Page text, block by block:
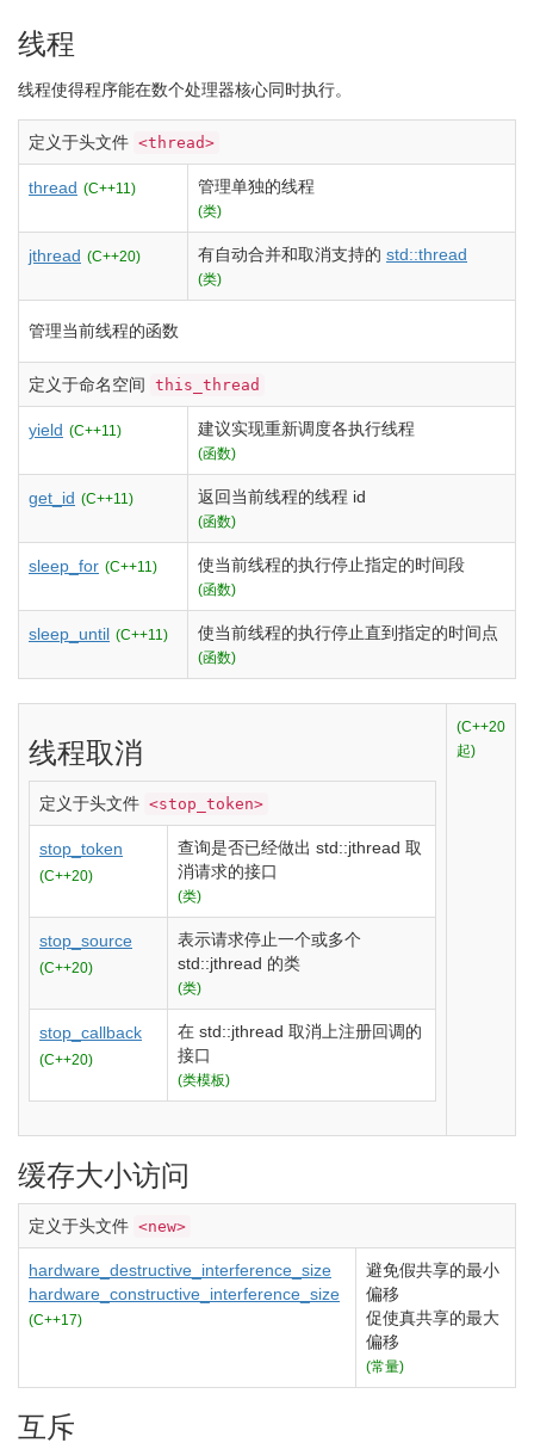
线程
线程使得程序能在数个处理器核心同时执行。
定义于头文件 <thread>
thread (C++11) 管理单独的线程
(类)
jthread (C++20) 有自动合并和取消支持的 std::thread
(类)
管理当前线程的函数
定义于命名空间 this_thread
yield (C++11) 建议实现重新调度各执行线程
(函数)
get_id (C++11) 返回当前线程的线程 id
(函数)
sleep_for (C++11) 使当前线程的执行停止指定的时间段
(函数)
sleep_until (C++11) 使当前线程的执行停止直到指定的时间点
(函数)
线程取消
定义于头文件 <stop_token>
stop_token
(C++20)
查询是否已经做出 std::jthread 取
消请求的接口
(类)
stop_source
(C++20)
表示请求停止一个或多个
std::jthread 的类
(类)
stop_callback
(C++20)
在 std::jthread 取消上注册回调的
接口
(类模板)
(C++20
起)
缓存大小访问
定义于头文件 <new>
hardware_destructive_interference_size
hardware_constructive_interference_size
(C++17)
避免假共享的最小
偏移
促使真共享的最大
偏移
(常量)
互斥